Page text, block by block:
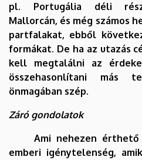
pl. Portugália déli
Mallorcán, és még számos
partfalakat, ebből
formákat. De ha az utazás
kell megtalálni az
összehasonlítani más
önmagában szép.
Záró gondolatok
Ami nehezen érthető
emberi igénytelenség,